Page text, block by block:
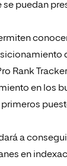
puedan
Rank Tracker
en los
a
en